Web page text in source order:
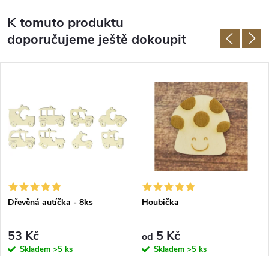
K tomuto produktu
doporučujeme ještě dokoupit
Dřevěná autíčka - 8ks
53 Kč
Skladem >5 ks
Houbička
od 5 Kč
Skladem >5 ks